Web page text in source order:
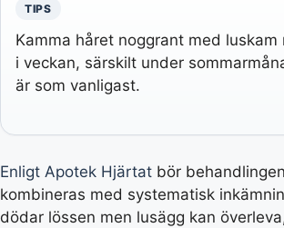
TIPS
Kamma håret noggrant med luskam
i veckan, särskilt under
är som vanligast.
Enligt Apotek Hjärtat bör
kombineras med systematisk
dödar lössen men lusägg kan